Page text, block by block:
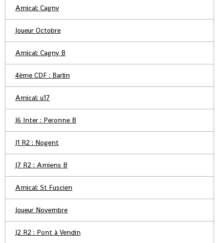
Amical: Cagny
Joueur Octobre
Amical: Cagny B
4ème CDF : Barlin
Amical: u17
J6 Inter : Peronne B
J1 R2 : Nogent
J7 R2 : Amiens B
Amical: St Fuscien
Joueur Novembre
J2 R2 : Pont à Vendin